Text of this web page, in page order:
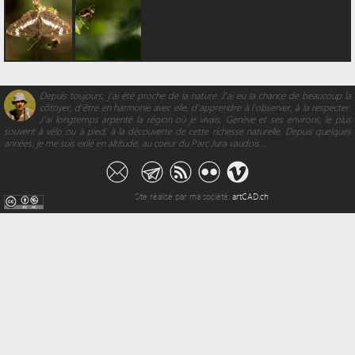
Depuis toujours, j’ai été proche de la nature. J’ai eu la chance de beaucoup la
côtoyer, d’être en harmonie avec elle, d'apprendre à l’observer, à la respecter.
J’ai longtemps arpenté la région où je vivais, Genève et ses environs, le plus
souvent à vélo ou à pied, à la découverte de cette richesse naturelle. Depuis quelques
années, je me suis exilé en altitude, au coeur du Parc Jura vaudois...
Site réalisé par ma société: artCAD.ch